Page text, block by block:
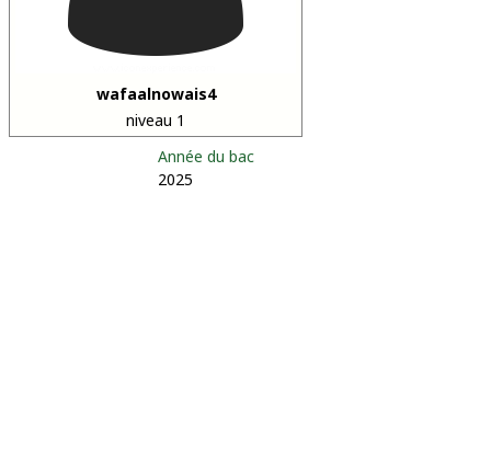
wafaalnowais4
niveau 1
Année du bac
2025